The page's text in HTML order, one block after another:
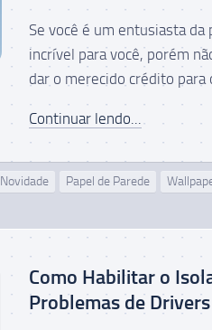
Se você é um entusiasta
incrível para você, porém
dar o merecido crédito para
Continuar lendo...
Novidade Papel de Parede
Como Habilitar o
Problemas de